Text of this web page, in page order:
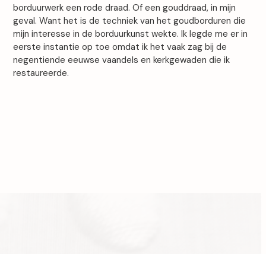
borduurwerk een rode draad. Of een gouddraad, in mijn
geval. Want het is de techniek van het goudborduren die
mijn interesse in de borduurkunst wekte. Ik legde me er in
eerste instantie op toe omdat ik het vaak zag bij de
negentiende eeuwse vaandels en kerkgewaden die ik
restaureerde.